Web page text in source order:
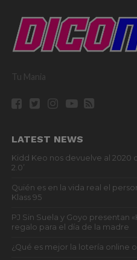
Tu Mania
LATEST NEWS
Kidd Keo nos devuelve al 2020
2.0’
Quién es en la vida real el
Klass 95
PJ Sin Suela y Goyo presentan
regalo para el día de la madre
¿Qué es mejor la lotería online